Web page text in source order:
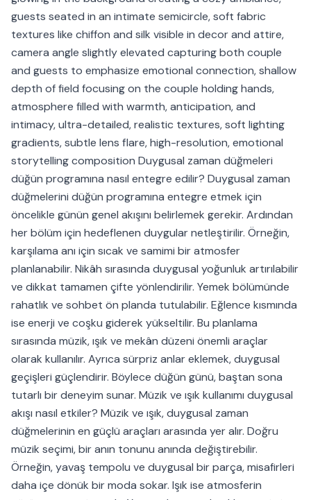
guests seated in an intimate semicircle, soft fabric
textures like chiffon and silk visible in decor and attire,
camera angle slightly elevated capturing both couple
and guests to emphasize emotional connection, shallow
depth of field focusing on the couple holding hands,
atmosphere filled with warmth, anticipation, and
intimacy, ultra-detailed, realistic textures, soft lighting
gradients, subtle lens flare, high-resolution, emotional
storytelling composition Duygusal zaman düğmeleri
düğün programına nasıl entegre edilir? Duygusal zaman
düğmelerini düğün programına entegre etmek için
öncelikle günün genel akışını belirlemek gerekir. Ardından
her bölüm için hedeflenen duygular netleştirilir. Örneğin,
karşılama anı için sıcak ve samimi bir atmosfer
planlanabilir. Nikâh sırasında duygusal yoğunluk artırılabilir
ve dikkat tamamen çifte yönlendirilir. Yemek bölümünde
rahatlık ve sohbet ön planda tutulabilir. Eğlence kısmında
ise enerji ve coşku giderek yükseltilir. Bu planlama
sırasında müzik, ışık ve mekân düzeni önemli araçlar
olarak kullanılır. Ayrıca sürpriz anlar eklemek, duygusal
geçişleri güçlendirir. Böylece düğün günü, baştan sona
tutarlı bir deneyim sunar. Müzik ve ışık kullanımı duygusal
akışı nasıl etkiler? Müzik ve ışık, duygusal zaman
düğmelerinin en güçlü araçları arasında yer alır. Doğru
müzik seçimi, bir anın tonunu anında değiştirebilir.
Örneğin, yavaş tempolu ve duygusal bir parça, misafirleri
daha içe dönük bir moda sokar. Işık ise atmosferin